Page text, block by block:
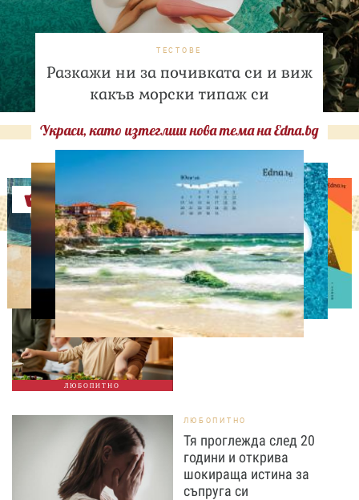
ТЕСТОВЕ
Разкажи ни за почивката си и виж
какъв морски типаж си
Украси, като изтеглиш нова тема на Edna.bg
Оферти
ЛЮБОПИТНО
ЛЮБОПИТНО
Тайната на добрата
вечеря не се крие в
сложната рецепта
ЛЮБОПИТНО
Тя проглежда след 20
години и открива
шокираща истина за
съпруга си